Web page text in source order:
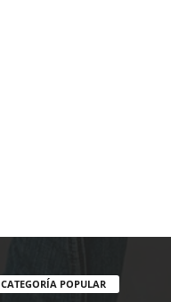
CATEGORÍA POPULAR